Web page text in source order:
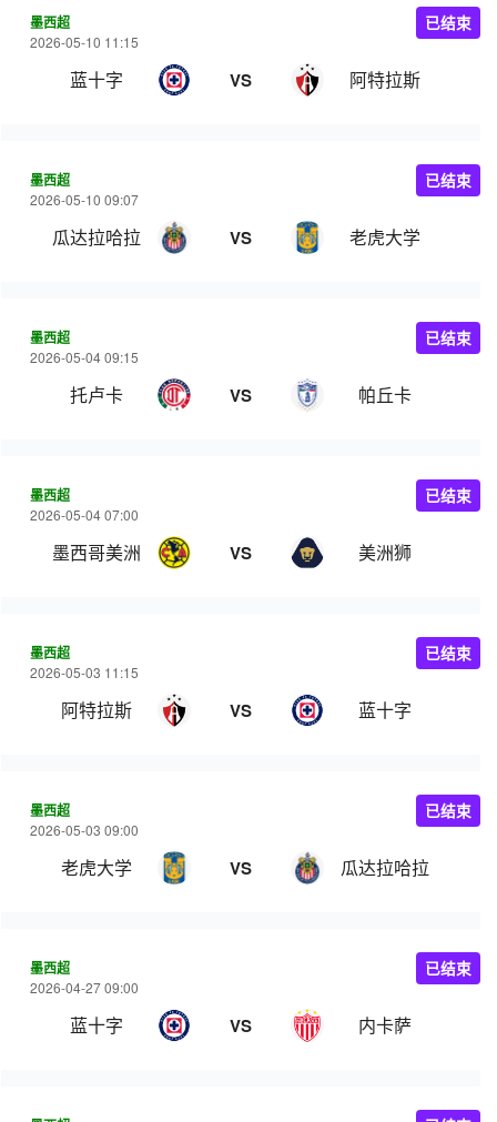
墨西超
2026-05-10 11:15
蓝十字 VS 阿特拉斯
已结束
墨西超
2026-05-10 09:07
瓜达拉哈拉 VS 老虎大学
已结束
墨西超
2026-05-04 09:15
托卢卡 VS 帕丘卡
已结束
墨西超
2026-05-04 07:00
墨西哥美洲 VS 美洲狮
已结束
墨西超
2026-05-03 11:15
阿特拉斯 VS 蓝十字
已结束
墨西超
2026-05-03 09:00
老虎大学 VS 瓜达拉哈拉
已结束
墨西超
2026-04-27 09:00
蓝十字 VS 内卡萨
已结束